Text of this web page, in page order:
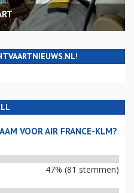
VOOR AIR FRANCE-KLM?
47% (81 stemmen)